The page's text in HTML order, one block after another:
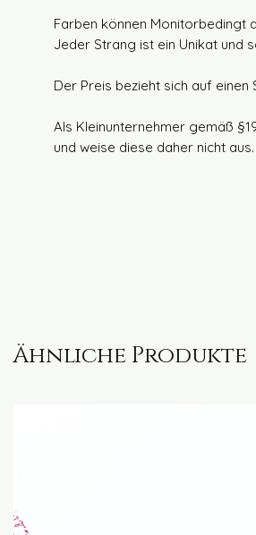
Farben können Monitorbedingt
Jeder Strang ist ein Unikat und
Der Preis bezieht sich auf einen
Als Kleinunternehmer gemäß
und weise diese daher nicht aus.
Ähnliche Produkte